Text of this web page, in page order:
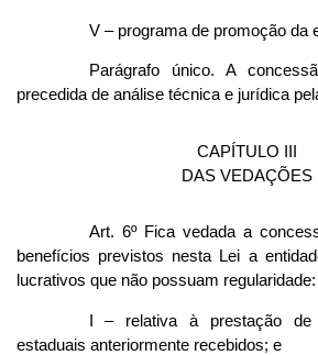
V – programa de promoção da
Parágrafo único. A
precedida de análise técnica e jurídica
CAPÍTULO III
DAS VEDAÇÕES
Art. 6º Fica vedada a
benefícios previstos nesta Lei a
lucrativos que não possuam regularidade:
I – relativa à prestação de
estaduais anteriormente recebidos; e